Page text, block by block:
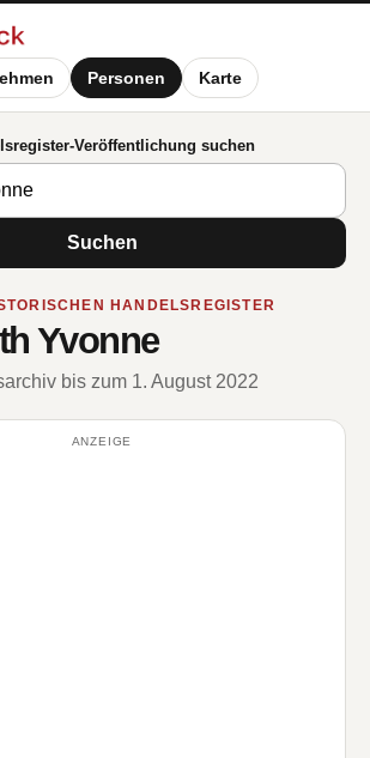
Personen Karte
Veröffentlichung suchen
Suchen
HANDELSREGISTER
Yvonne
bis zum 1. August 2022
ANZEIGE